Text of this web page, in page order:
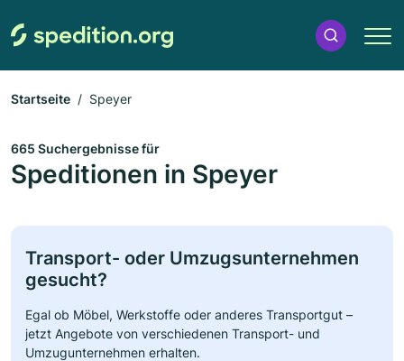
Startseite Speyer
665 Suchergebnisse für
Speditionen in Speyer
Transport- oder Umzugsunternehmen
gesucht?
Egal ob Möbel, Werkstoffe oder anderes Transportgut –
jetzt Angebote von verschiedenen Transport- und
Umzugunternehmen erhalten.